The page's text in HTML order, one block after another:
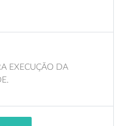
EXECUÇÃO DA